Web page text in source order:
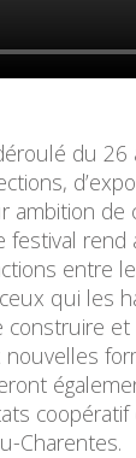
du
entre
qui les
Charentes.